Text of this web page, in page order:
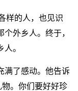
样的人，也见识
外乡人。终于，
。
满了感动。他告诉
。你们要好好珍